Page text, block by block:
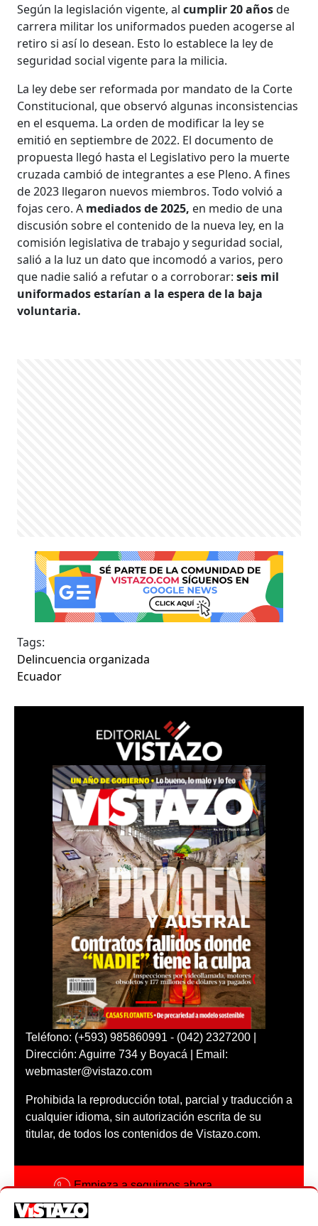
Según la legislación vigente, al cumplir 20 añosde
carrera militar los uniformados pueden acogerse al
retiro si así lo desean. Esto lo establece la ley de
seguridad social vigente para la milicia.
La ley debe ser reformada por mandato de la Corte
Constitucional, que observó algunas inconsistencias
en el esquema. La orden de modificar la ley se
emitió en septiembre de 2022. El documento de
propuesta llegó hasta el Legislativo pero la muerte
cruzada cambió de integrantes a ese Pleno. A fines
de 2023 llegaron nuevos miembros. Todo volvió a
fojas cero. A mediados de 2025, en medio de una
discusión sobre el contenido de la nueva ley, en la
comisión legislativa de trabajo y seguridad social,
salió a la luz un dato que incomodó a varios, pero
que nadie salió a refutar o a corroborar:seis mil
uniformados estarían a la espera de la baja
voluntaria.
Tags:
Delincuencia organizada
Ecuador
Teléfono: (+593) 985860991 - (042) 2327200 |
Dirección: Aguirre 734 y Boyacá | Email:
webmaster@vistazo.com
Prohibida la reproducción total, parcial y traducción a
cualquier idioma, sin autorización escrita de su
titular, de todos los contenidos de Vistazo.com.
Empieza a seguirnos ahora